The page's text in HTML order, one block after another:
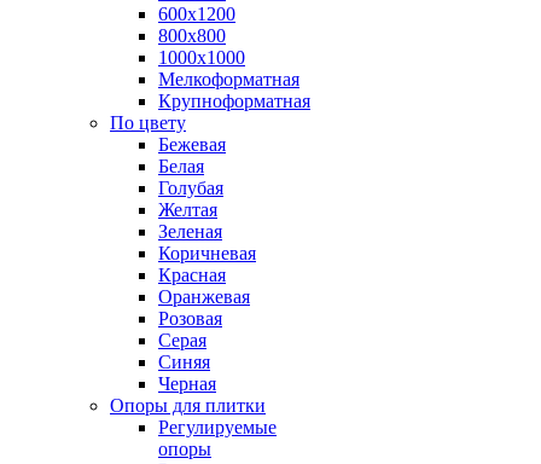
600х1200
800х800
1000х1000
Мелкоформатная
Крупноформатная
По цвету
Бежевая
Белая
Голубая
Желтая
Зеленая
Коричневая
Красная
Оранжевая
Розовая
Серая
Синяя
Черная
Опоры для плитки
Регулируемые
опоры